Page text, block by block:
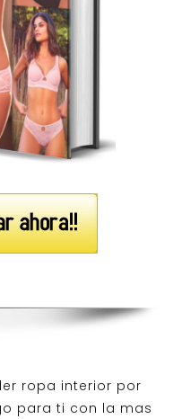
ropa interior por
para ti con la mas